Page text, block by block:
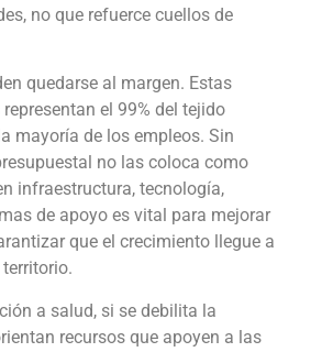
no que refuerce cuellos de
quedarse al margen. Estas
el 99% del tejido
mayoría de los empleos. Sin
no las coloca como
infraestructura, tecnología,
de apoyo es vital para mejorar
que el crecimiento llegue a
a salud, si se debilita la
recursos que apoyen a las